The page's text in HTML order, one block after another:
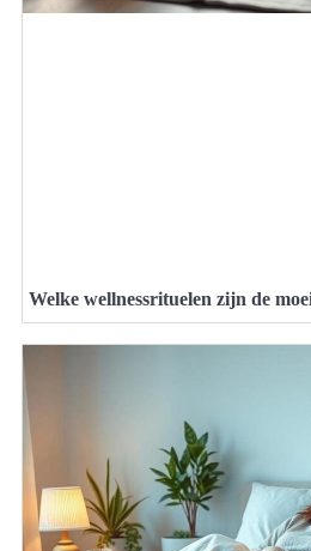
Welke wellnessrituelen zijn de